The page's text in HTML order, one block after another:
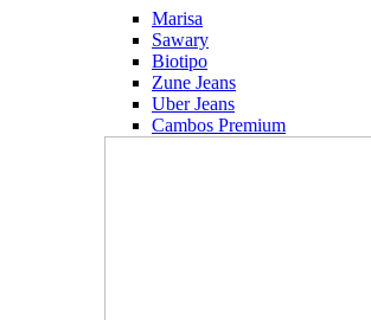
Marisa
Sawary
Biotipo
Zune Jeans
Uber Jeans
Cambos Premium